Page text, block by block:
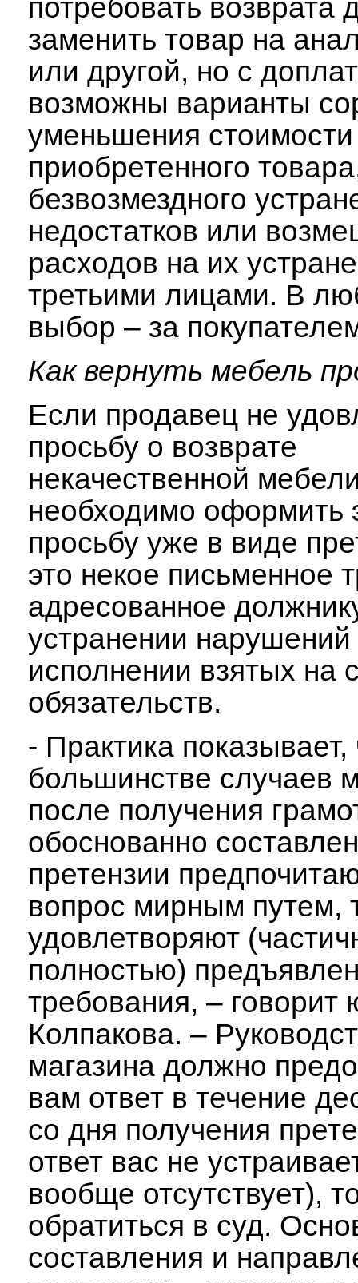
потребовать возврата
заменить товар на
или другой, но с
возможны варианты
уменьшения стоимости
приобретенного
безвозмездного
недостатков или
расходов на их
третьими лицами. В
выбор – за
Как вернуть мебель
Если продавец не
просьбу о возврате
некачественной
необходимо оформить
просьбу уже в виде
это некое письменное
адресованное
устранении нарушений
исполнении взятых на
обязательств.
- Практика показывает,
большинстве случаев
после получения
обоснованно
претензии
вопрос мирным путем,
удовлетворяют
полностью)
требования, – говорит
Колпакова. –
магазина должно
вам ответ в течение
со дня получения
ответ вас не
вообще отсутствует),
обратиться в суд.
составления и